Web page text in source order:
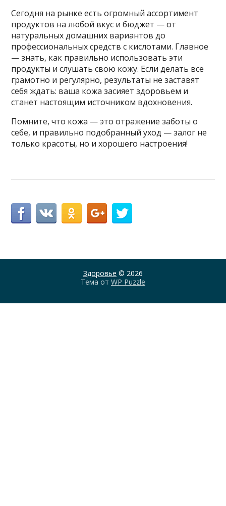
Сегодня на рынке есть огромный ассортимент
продуктов на любой вкус и бюджет — от
натуральных домашних вариантов до
профессиональных средств с кислотами. Главное
— знать, как правильно использовать эти
продукты и слушать свою кожу. Если делать все
грамотно и регулярно, результаты не заставят
себя ждать: ваша кожа засияет здоровьем и
станет настоящим источником вдохновения.
Помните, что кожа — это отражение заботы о
себе, и правильно подобранный уход — залог не
только красоты, но и хорошего настроения!
Здоровье © 2026
Тема от WP Puzzle